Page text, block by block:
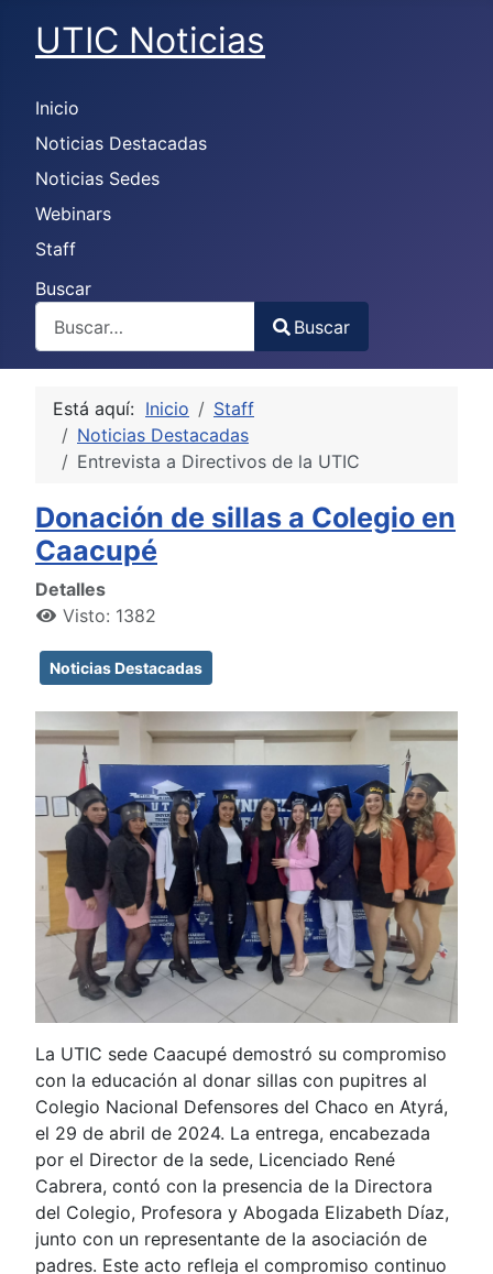
UTIC Noticias
Inicio
Noticias Destacadas
Noticias Sedes
Webinars
Staff
Buscar
Type 2 or more characters for results.
Buscar
Está aquí: Inicio
Staff
Noticias Destacadas
Entrevista a Directivos de la UTIC
Donación de sillas a Colegio en
Caacupé
Detalles
Visto: 1382
Noticias Destacadas
La UTIC sede Caacupé demostró su compromiso
con la educación al donar sillas con pupitres al
Colegio Nacional Defensores del Chaco en Atyrá,
el 29 de abril de 2024. La entrega, encabezada
por el Director de la sede, Licenciado René
Cabrera, contó con la presencia de la Directora
del Colegio, Profesora y Abogada Elizabeth Díaz,
junto con un representante de la asociación de
padres. Este acto refleja el compromiso continuo